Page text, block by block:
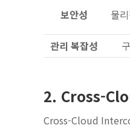
보안성 물
관리 복잡성
2. Cross-
Cross-Cloud